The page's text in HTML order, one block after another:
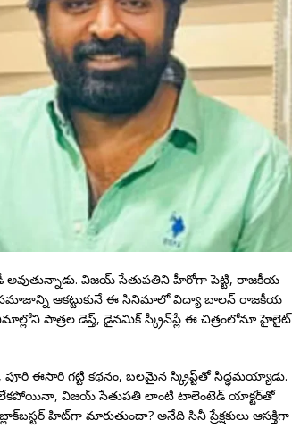
విజయ్ సేతుపతిని హీరోగా పెట్టి, రాజకీయ
సమాజాన్ని ఆకట్టుకునే ఈ సినిమాలో విద్యా బాలన్ రాజకీయ
పాత్రల డెప్త్, డైనమిక్ స్క్రీన్‌ప్లే ఈ చిత్రంలోనూ హైలైట్
పూరి ఈసారి గట్టి కథనం, బలమైన స్క్రిప్ట్‌తో సిద్ధమయ్యాడు.
విజయ్ సేతుపతి లాంటి టాలెంటెడ్ యాక్టర్‌తో
హిట్‌గా మారుతుందా? అనేది సినీ ప్రేక్షకులు ఆసక్తిగా